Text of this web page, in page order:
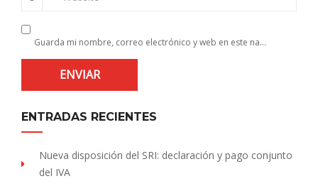
Guarda mi nombre, correo electrónico y web en este navegador para la próxima vez que comente.
ENTRADAS RECIENTES
Nueva disposición del SRI: declaración y pago conjunto
del IVA